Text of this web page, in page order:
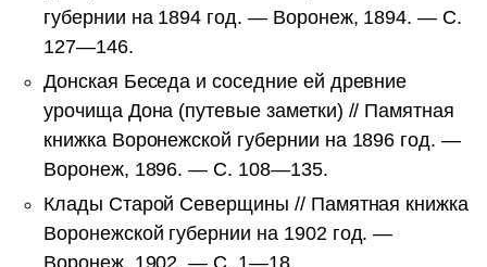
губернии на 1894 год. — Воронеж, 1894. — С.
127—146.
Донская Беседа и соседние ей древние
урочища Дона (путевые заметки) // Памятная
книжка Воронежской губернии на 1896 год. —
Воронеж, 1896. — С. 108—135.
Клады Старой Северщины // Памятная книжка
Воронежской губернии на 1902 год. —
Воронеж, 1902. — С. 1—18.